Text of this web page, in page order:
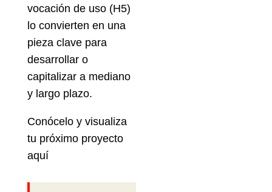
vocación de uso (H5)
lo convierten en una
pieza clave para
desarrollar o
capitalizar a mediano
y largo plazo.
Conócelo y visualiza
tu próximo proyecto
aquí